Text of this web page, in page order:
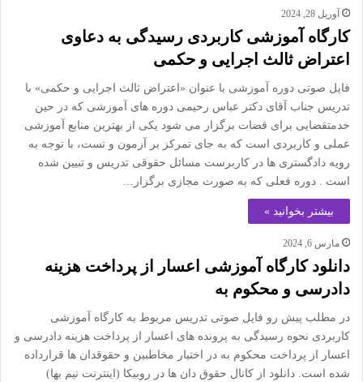
آوریل 28, 2024
کارگاه آموزشی کاربردی رسیدگی به دعاوی
اعتراض ثالث اجرایی و حکمی
فایل صوتی دوره آموزشی با عنوان «اعتراض ثالث اجرایی و حکمی» با
تدریس جناب آقای دکتر عباس رحیمی دوره های آموزشی که در حین
خدمتقضایی برای قضات برگزار می شود یکی از بهترین منابع آموزشی
عملی و کاربردی است که به جای تمرکز بر آزمون و تست، با توجه به
رویه دادگستری ها در کاربرست مسائل حقوقی تدریس و تبیین شده
است . دوره فعلی که به صورت مجازی برگزار…
بیشتر بخوانید »
مارس 6, 2024
دانلود کارگاه آموزشی اعسار از پرداخت هزینه
دادرسی و محکوم به
در مطلب پیش رو فایل صوتی تدریس مربوط به کارگاه آموزشی
کاربردی نحوه رسیدگی به پرونده های اعسار از پرداخت هزینه دادرسی و
اعسار از پرداخت محکوم به در اختیار مخاطبین و حقوقدان ها قرارداده
شده است. دانلود از کانال حقوق دان ها در روبیکا (اینترنت نیم بها)